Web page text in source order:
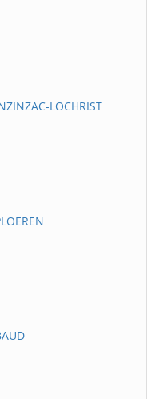
LOCHRIST